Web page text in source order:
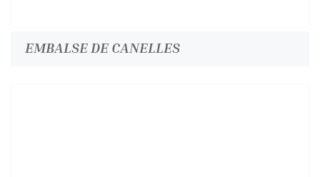
EMBALSE DE CANELLES